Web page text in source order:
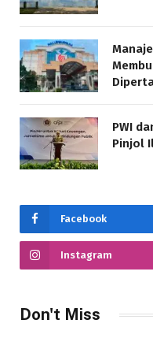
PWI
Pinjol
Facebook
Instagram
Don't Miss